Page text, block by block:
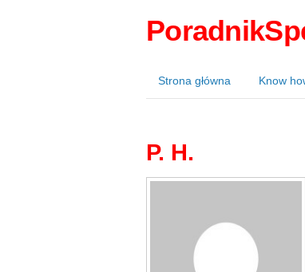
Strona główna Know
P. H.